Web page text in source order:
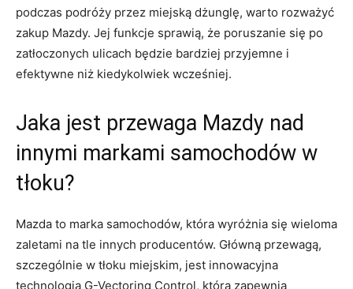
podczas podróży przez miejską‌ dżunglę, warto rozważyć
zakup Mazdy. Jej funkcje sprawią, że poruszanie ​się po
zatłoczonych ulicach​ będzie ⁤bardziej przyjemne⁤ i
efektywne niż kiedykolwiek wcześniej.
Jaka jest przewaga ‌Mazdy nad⁣
innymi markami ‍samochodów w
tłoku?
Mazda to ​marka samochodów, która ⁣wyróżnia⁣ się ‍wieloma
zaletami na tle ‌innych ‌producentów. Główną⁣ przewagą,
szczególnie w⁤ tłoku miejskim, jest ‌innowacyjna
⁢technologia‍ G-Vectoring Control, która zapewnia